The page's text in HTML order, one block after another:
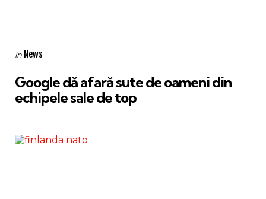
Categories
Posted
in News
Google dă afară sute de oameni din
echipele sale de top